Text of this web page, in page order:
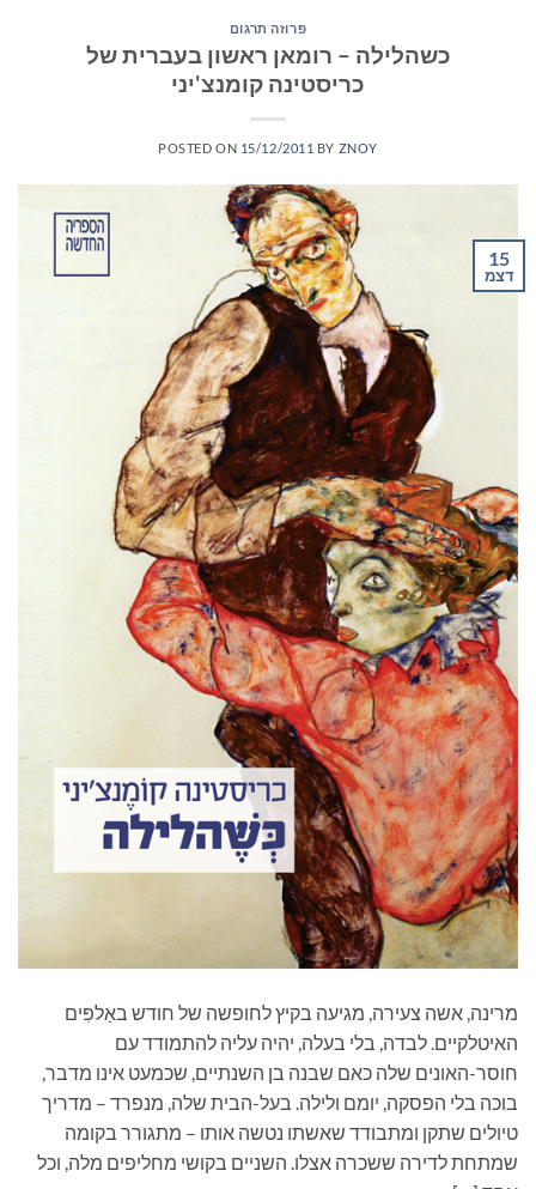
פרוזה תרגום
כשהלילה – רומאן ראשון בעברית של
כריסטינה קומנצ'יני
POSTED ON 15/12/2011 BY ZNOY
15
דצמ
מרינה, אשה צעירה, מגיעה בקיץ לחופשה של חודש באַלפִּים
האיטלקיים. לבדה, בלי בעלה, יהיה עליה להתמודד עם
חוסר-האונים שלה כאם שבנה בן השנתיים, שכמעט אינו מדבר,
בוכה בלי הפסקה, יומם ולילה. בעל-הבית שלה, מנפרד – מדריך
טיולים שתקן ומתבודד שאשתו נטשה אותו – מתגורר בקומה
שמתחת לדירה ששכרה אצלו. השניים בקושי מחליפים מלה, וכל